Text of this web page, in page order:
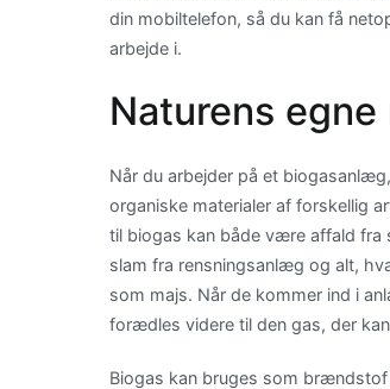
din mobiltelefon, så du kan få
arbejde i.
Naturens
Når du arbejder på et
organiske materialer af forskellig
til biogas kan både være affald fra
slam fra rensningsanlæg og alt,
som majs. Når de kommer ind i
forædles videre til den gas, der
Biogas kan bruges som